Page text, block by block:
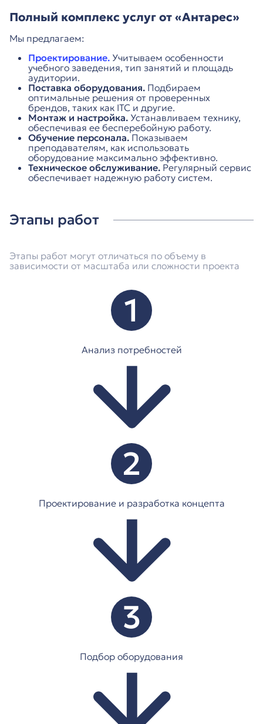
Полный комплекс услуг от «Антарес»
Мы предлагаем:
Проектирование. Учитываем особенности
учебного заведения, тип занятий и площадь
аудитории.
Поставка оборудования. Подбираем
оптимальные решения от проверенных
брендов, таких как ITC и другие.
Монтаж и настройка. Устанавливаем технику,
обеспечивая ее бесперебойную работу.
Обучение персонала. Показываем
преподавателям, как использовать
оборудование максимально эффективно.
Техническое обслуживание. Регулярный сервис
обеспечивает надежную работу систем.
Этапы работ
Этапы работ могут отличаться по объему в
зависимости от масштаба или сложности проекта
1
Анализ потребностей
3
Подбор оборудования
2
Проектирование и разработка концепта